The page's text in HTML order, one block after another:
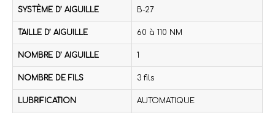
SYSTÈME D’ AIGUILLE B-27
TAILLE D’ AIGUILLE 60 à 110 NM
NOMBRE D’ AIGUILLE 1
NOMBRE DE FILS 3 fils
LUBRIFICATION AUTOMATIQUE